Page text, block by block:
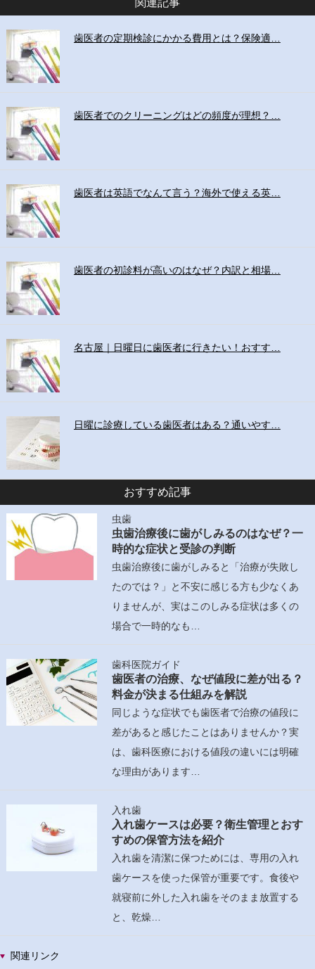
関連記事
歯医者の定期検診にかかる費用とは？保険適…
歯医者でのクリーニングはどの頻度が理想？…
歯医者は英語でなんて言う？海外で使える英…
歯医者の初診料が高いのはなぜ？内訳と相場…
名古屋｜日曜日に歯医者に行きたい！おすす…
日曜に診療している歯医者はある？通いやす…
おすすめ記事
虫歯
虫歯治療後に歯がしみるのはなぜ？一
時的な症状と受診の判断
虫歯治療後に歯がしみると「治療が失敗し
たのでは？」と不安に感じる方も少なくあ
りませんが、実はこのしみる症状は多くの
場合で一時的なも…
歯科医院ガイド
歯医者の治療、なぜ値段に差が出る？
料金が決まる仕組みを解説
同じような症状でも歯医者で治療の値段に
差があると感じたことはありませんか？実
は、歯科医療における値段の違いには明確
な理由があります…
入れ歯
入れ歯ケースは必要？衛生管理とおす
すめの保管方法を紹介
入れ歯を清潔に保つためには、専用の入れ
歯ケースを使った保管が重要です。食後や
就寝前に外した入れ歯をそのまま放置する
と、乾燥…
関連リンク